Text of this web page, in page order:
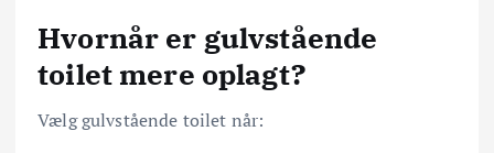
Hvornår er gulvstående
toilet mere oplagt?
Vælg gulvstående toilet når: